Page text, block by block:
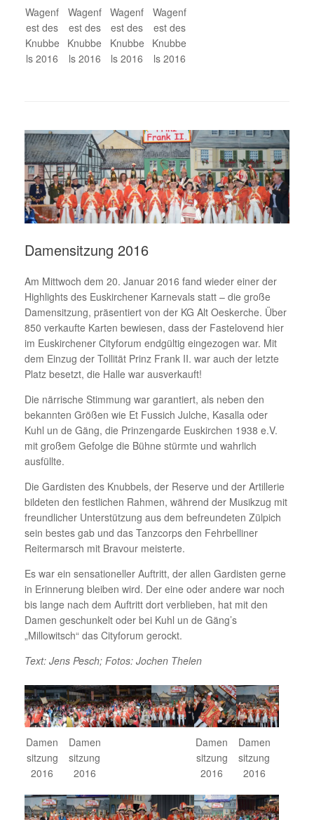
Wagenf
est des
Knubbe
ls 2016
Wagenf
est des
Knubbe
ls 2016
Wagenf
est des
Knubbe
ls 2016
Wagenf
est des
Knubbe
ls 2016
Damensitzung 2016
Am Mittwoch dem 20. Januar 2016 fand wieder einer der
Highlights des Euskirchener Karnevals statt – die große
Damensitzung, präsentiert von der KG Alt Oeskerche. Über
850 verkaufte Karten bewiesen, dass der Fastelovend hier
im Euskirchener Cityforum endgültig eingezogen war. Mit
dem Einzug der Tollität Prinz Frank II. war auch der letzte
Platz besetzt, die Halle war ausverkauft!
Die närrische Stimmung war garantiert, als neben den
bekannten Größen wie Et Fussich Julche, Kasalla oder
Kuhl un de Gäng, die Prinzengarde Euskirchen 1938 e.V.
mit großem Gefolge die Bühne stürmte und wahrlich
ausfüllte.
Die Gardisten des Knubbels, der Reserve und der Artillerie
bildeten den festlichen Rahmen, während der Musikzug mit
freundlicher Unterstützung aus dem befreundeten Zülpich
sein bestes gab und das Tanzcorps den Fehrbelliner
Reitermarsch mit Bravour meisterte.
Es war ein sensationeller Auftritt, der allen Gardisten gerne
in Erinnerung bleiben wird. Der eine oder andere war noch
bis lange nach dem Auftritt dort verblieben, hat mit den
Damen geschunkelt oder bei Kuhl un de Gäng’s
„Millowitsch“ das Cityforum gerockt.
Text: Jens Pesch; Fotos: Jochen Thelen
Damen
sitzung
2016
Damen
sitzung
2016
Damen
sitzung
2016
Damen
sitzung
2016